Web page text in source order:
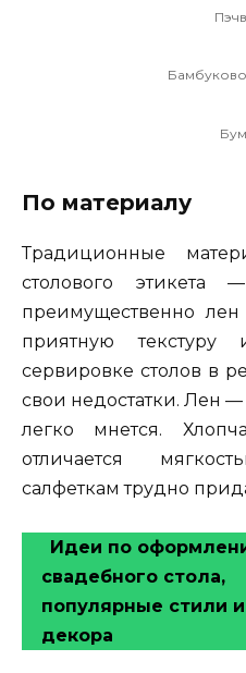
По материалу
Традиционные
столового этикета
преимущественно
приятную текстуру
сервировке столов в
свои недостатки. Лен
легко мнется.
отличается
салфеткам трудно
Идеи по
свадебного стола,
популярные стили
декора